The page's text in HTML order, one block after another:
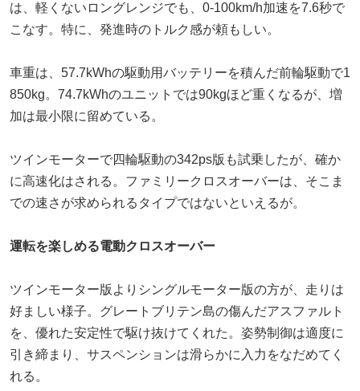
は、軽くないロングレンジでも、0-100km/h加速を7.6秒で
こなす。特に、発進時のトルク感が頼もしい。
車重は、57.7kWhの駆動用バッテリーを積んだ前輪駆動で1
850kg。74.7kWhのユニットでは90kgほど重くなるが、増
加は最小限に留めている。
ツインモーターで四輪駆動の342ps版も試乗したが、確か
に高速化はされる。ファミリークロスオーバーは、そこま
での速さが求められるタイプではないといえるが。
運転を楽しめる電動クロスオーバー
ツインモーター版よりシングルモーター版の方が、走りは
好ましい様子。グレートブリテン島の傷んだアスファルト
を、優れた安定性で駆け抜けてくれた。姿勢制御は適度に
引き締まり、サスペンションは滑らかに入力をなだめてく
れる。